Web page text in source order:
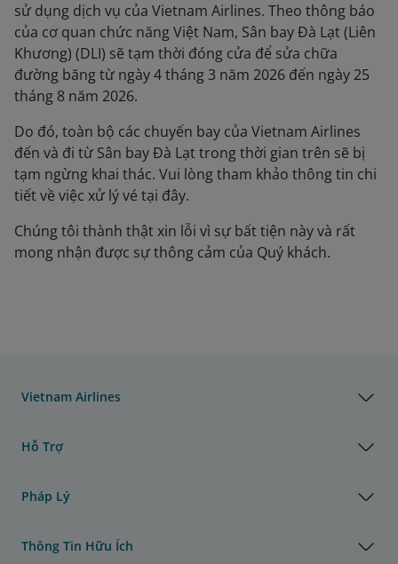
sử dụng dịch vụ của Vietnam Airlines. Theo thông báo
của cơ quan chức năng Việt Nam, Sân bay Đà Lạt (Liên
Khương) (DLI) sẽ tạm thời đóng cửa để sửa chữa
đường băng từ ngày 4 tháng 3 năm 2026 đến ngày 25
tháng 8 năm 2026.
Do đó, toàn bộ các chuyến bay của Vietnam Airlines
đến và đi từ Sân bay Đà Lạt trong thời gian trên sẽ bị
tạm ngừng khai thác. Vui lòng tham khảo thông tin chi
tiết về việc xử lý vé tại đây.
Chúng tôi thành thật xin lỗi vì sự bất tiện này và rất
mong nhận được sự thông cảm của Quý khách.
Vietnam Airlines
Hỗ Trợ
Pháp Lý
Thông Tin Hữu Ích